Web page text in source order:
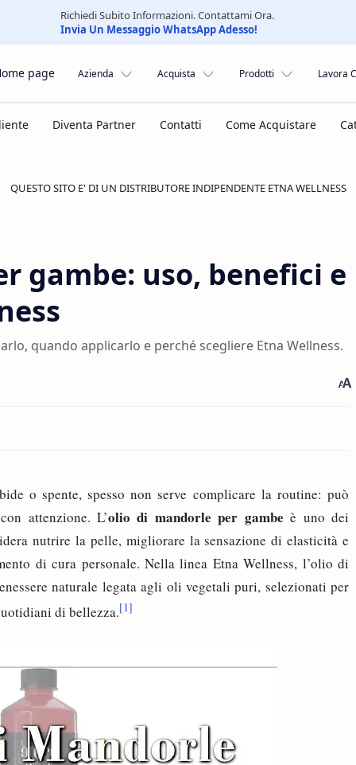
Richiedi Subito Informazioni. Contattami Ora.
Invia Un Messaggio WhatsApp Adesso!
page Azienda Acquista Prodotti Lavora
QUESTO SITO E' DI UN DISTRIBUTORE INDIPENDENTE ETNA WELLNESS
gambe: uso, benefici e
quando applicarlo e perché scegliere Etna Wellness.
o spente, spesso non serve complicare la routine: può
attenzione. L’olio di mandorle per gambe è uno dei
nutrire la pelle, migliorare la sensazione di elasticità e
di cura personale. Nella linea Etna Wellness, l’olio di
naturale legata agli oli vegetali puri, selezionati per
di bellezza.[1]